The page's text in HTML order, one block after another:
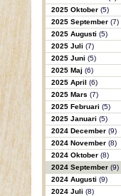
2025 Oktober (5)
2025 September (7)
2025 Augusti (5)
2025 Juli (7)
2025 Juni (5)
2025 Maj (6)
2025 April (6)
2025 Mars (7)
2025 Februari (5)
2025 Januari (5)
2024 December (9)
2024 November (8)
2024 Oktober (8)
2024 September (9)
2024 Augusti (9)
2024 Juli (8)